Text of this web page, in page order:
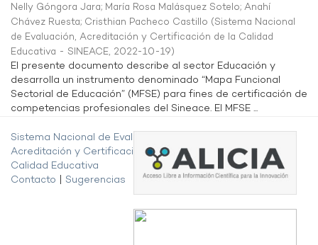
Nelly Góngora Jara; María Rosa Malásquez Sotelo; Anahí
Chávez Ruesta; Cristhian Pacheco Castillo (Sistema Nacional
de Evaluación, Acreditación y Certificación de la Calidad
Educativa - SINEACE, 2022-10-19)
El presente documento describe al sector Educación y
desarrolla un instrumento denominado “Mapa Funcional
Sectorial de Educación” (MFSE) para fines de certificación de
competencias profesionales del Sineace. El MFSE ...
Sistema Nacional de Evaluación,
Acreditación y Certificación de la
Calidad Educativa
Contacto
Sugerencias